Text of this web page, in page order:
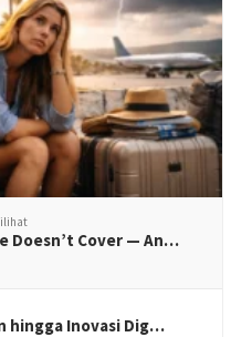
Doesn’t Cover — An…
hingga Inovasi Dig…